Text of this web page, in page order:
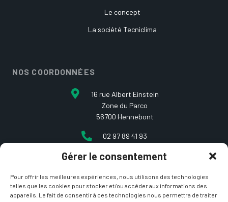
Gérer le consentement
Pour offrir les meilleures expériences, nous utilisons des technologies
telles que les cookies pour stocker et/ou accéder aux informations des
appareils. Le fait de consentir à ces technologies nous permettra de traiter
Le concept
La société Tecniclima
NOS COORDONNÉES
16 rue Albert Einstein
Zone du Parco
56700 Hennebont
02 97 89 41 93
contact@etcarepart.com